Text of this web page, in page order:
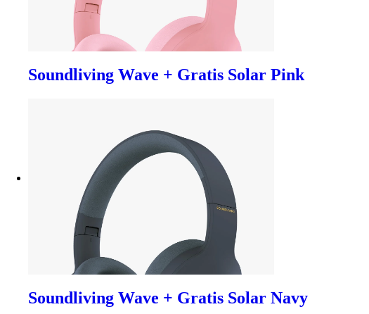
Soundliving Wave + Gratis Solar Pink
Soundliving Wave + Gratis Solar Navy